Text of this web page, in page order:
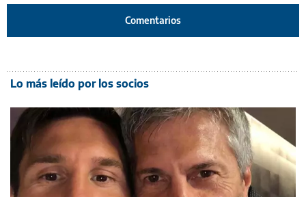
Comentarios
Lo más leído por los socios